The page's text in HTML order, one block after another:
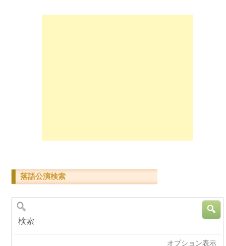
落語公演検索
オプション表示